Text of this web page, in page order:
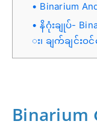
Binarium
နိဂုံးချုပ်-
း၊ ချက်ချင်းဝ